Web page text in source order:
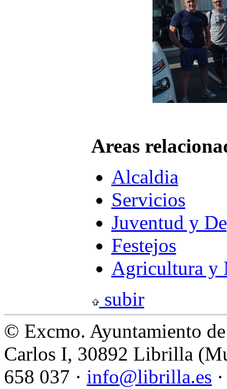
Areas
Alcaldia
Servicios
Juventud y
Festejos
Agricultura y
subir
© Excmo. Ayuntamiento
Carlos I, 30892 Librilla
658 037 · info@librilla.es